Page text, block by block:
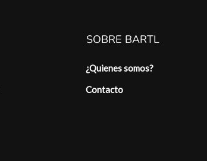
SOBRE BARTL
¿Quienes somos?
Contacto